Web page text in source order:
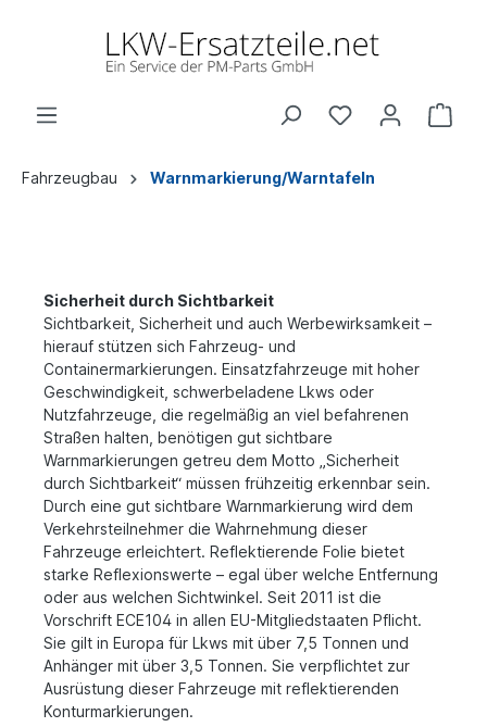
Fahrzeugbau Warnmarkierung/Warntafeln
Sicherheit durch Sichtbarkeit
Sichtbarkeit, Sicherheit und auch Werbewirksamkeit –
hierauf stützen sich Fahrzeug- und
Containermarkierungen. Einsatzfahrzeuge mit hoher
Geschwindigkeit, schwerbeladene Lkws oder
Nutzfahrzeuge, die regelmäßig an viel befahrenen
Straßen halten, benötigen gut sichtbare
Warnmarkierungen getreu dem Motto „Sicherheit
durch Sichtbarkeit“ müssen frühzeitig erkennbar sein.
Durch eine gut sichtbare Warnmarkierung wird dem
Verkehrsteilnehmer die Wahrnehmung dieser
Fahrzeuge erleichtert. Reflektierende Folie bietet
starke Reflexionswerte – egal über welche Entfernung
oder aus welchen Sichtwinkel. Seit 2011 ist die
Vorschrift ECE104 in allen EU-Mitgliedstaaten Pflicht.
Sie gilt in Europa für Lkws mit über 7,5 Tonnen und
Anhänger mit über 3,5 Tonnen. Sie verpflichtet zur
Ausrüstung dieser Fahrzeuge mit reflektierenden
Konturmarkierungen.